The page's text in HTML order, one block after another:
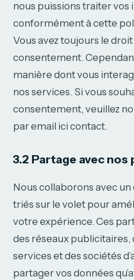
nous puissions traiter vos
conformément à cette
Vous avez toujours le
consentement.
manière dont vous
nos services. Si vous
consentement, veuillez
par email ici contact.
3.2 Partage avec
Nous collaborons avec
triés sur le volet pour
votre expérience. Ces
des réseaux publicitaires,
services et des sociétés
partager vos données